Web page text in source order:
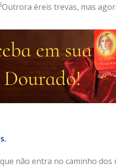
Outrora éreis trevas, mas
não entra no caminho